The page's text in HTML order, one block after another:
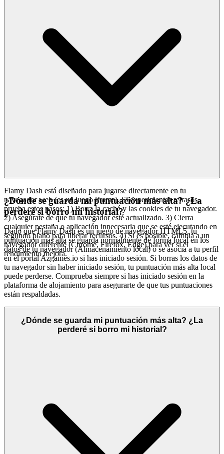
Flamy Dash está diseñado para jugarse directamente en tu
navegador web (es un juego iframe). Si experimentas retrasos,
prueba estos pasos: 1) Borra la caché y las cookies de tu navegador.
2) Asegúrate de que tu navegador esté actualizado. 3) Cierra
cualquier pestaña o aplicación innecesaria que se esté ejecutando en
segundo plano para liberar recursos. 4) Si es posible, cambia a un
navegador diferente (Chrome, Firefox, Edge) para ver si el
rendimiento mejora.
¿Dónde se guarda mi puntuación más alta? ¿La
perderé si borro mi historial?
Dado que Flamy Dash es un juego de navegador HTML5, tu
puntuación más alta se guarda normalmente de forma local en los
datos de tu navegador (Almacenamiento local) o se asocia a tu perfil
en el portal Azgames.io si has iniciado sesión. Si borras los datos de
tu navegador sin haber iniciado sesión, tu puntuación más alta local
puede perderse. Comprueba siempre si has iniciado sesión en la
plataforma de alojamiento para asegurarte de que tus puntuaciones
están respaldadas.
¿Dónde se guarda mi puntuación más alta? ¿La
perderé si borro mi historial?